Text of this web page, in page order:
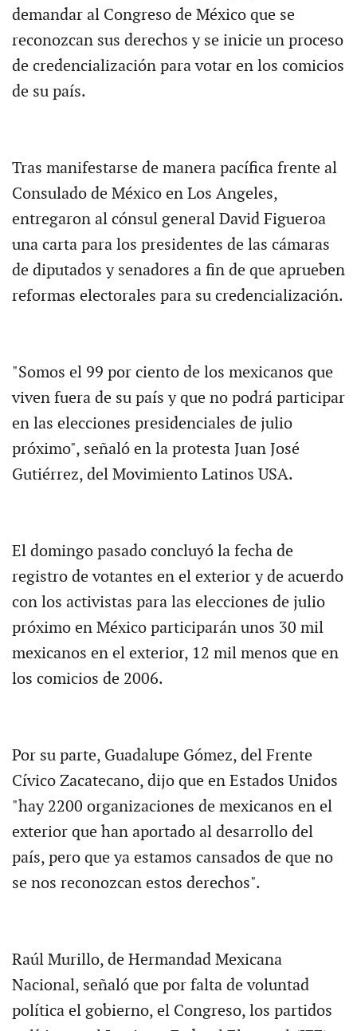
demandar al Congreso de México que se
reconozcan sus derechos y se inicie un proceso
de credencialización para votar en los comicios
de su país.
Tras manifestarse de manera pacífica frente al
Consulado de México en Los Angeles,
entregaron al cónsul general David Figueroa
una carta para los presidentes de las cámaras
de diputados y senadores a fin de que aprueben
reformas electorales para su credencialización.
"Somos el 99 por ciento de los mexicanos que
viven fuera de su país y que no podrá participar
en las elecciones presidenciales de julio
próximo", señaló en la protesta Juan José
Gutiérrez, del Movimiento Latinos USA.
El domingo pasado concluyó la fecha de
registro de votantes en el exterior y de acuerdo
con los activistas para las elecciones de julio
próximo en México participarán unos 30 mil
mexicanos en el exterior, 12 mil menos que en
los comicios de 2006.
Por su parte, Guadalupe Gómez, del Frente
Cívico Zacatecano, dijo que en Estados Unidos
"hay 2200 organizaciones de mexicanos en el
exterior que han aportado al desarrollo del
país, pero que ya estamos cansados de que no
se nos reconozcan estos derechos".
Raúl Murillo, de Hermandad Mexicana
Nacional, señaló que por falta de voluntad
política el gobierno, el Congreso, los partidos